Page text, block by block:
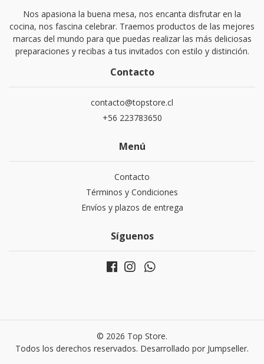
Nos apasiona la buena mesa, nos encanta disfrutar en la
cocina, nos fascina celebrar. Traemos productos de las mejores
marcas del mundo para que puedas realizar las más deliciosas
preparaciones y recibas a tus invitados con estilo y distinción.
Contacto
contacto@topstore.cl
+56 223783650
Menú
Contacto
Términos y Condiciones
Envíos y plazos de entrega
Síguenos
© 2026 Top Store.
Todos los derechos reservados. Desarrollado por Jumpseller.